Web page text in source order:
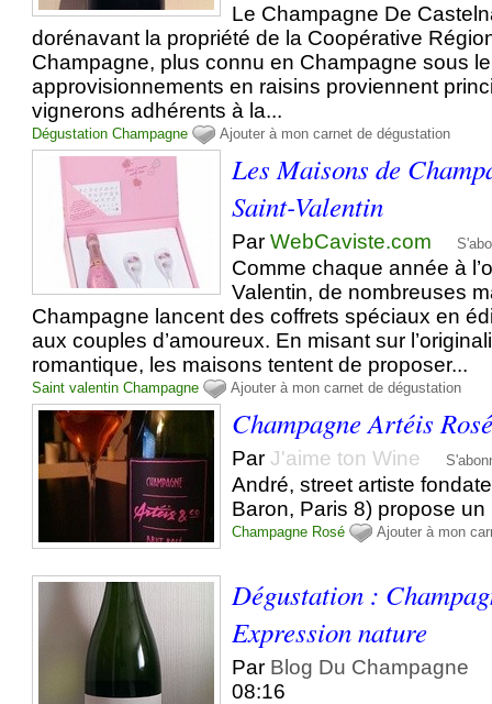
Le Champagne De
dorénavant la propriété de la Coopérative
Champagne, plus connu en Champagne sous
approvisionnements en raisins proviennent
vignerons adhérents à la...
Dégustation Champagne Ajouter à mon carnet de dégustation
Les Maisons de
Saint-Valentin
ParWebCaviste.com
Comme chaque année à
Valentin, de nombreuses
Champagne lancent des coffrets spéciaux en
aux couples d’amoureux. En misant sur
romantique, les maisons tentent de proposer...
Saint valentin Champagne Ajouter à mon carnet de dégustation
Champagne Artéis
Par J'aime ton Wine
André, street artiste
Baron, Paris 8) propose
Champagne Rosé Ajouter à mon
Dégustation :
Expression nature
Par Blog Du Champagne
08:16